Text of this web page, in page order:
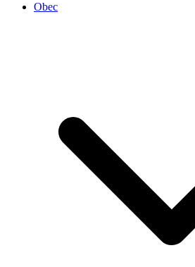
Obec